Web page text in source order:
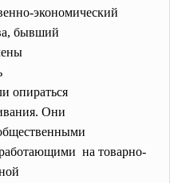
экономический
бывший
опираться
Они
на товарно-